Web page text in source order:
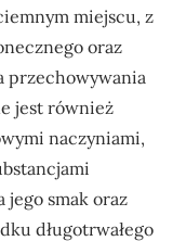
miejscu, z
oraz
przechowywania
jest również
naczyniami,
jego smak oraz
długotrwałego